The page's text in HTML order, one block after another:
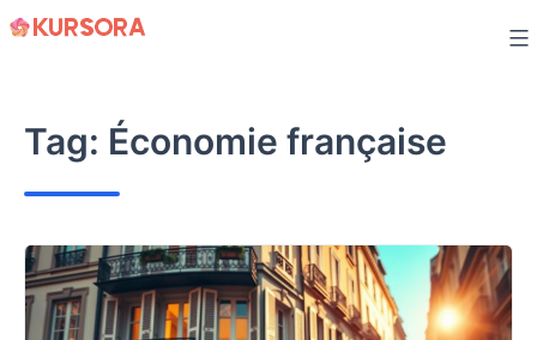
Skip
Tag: Économie française